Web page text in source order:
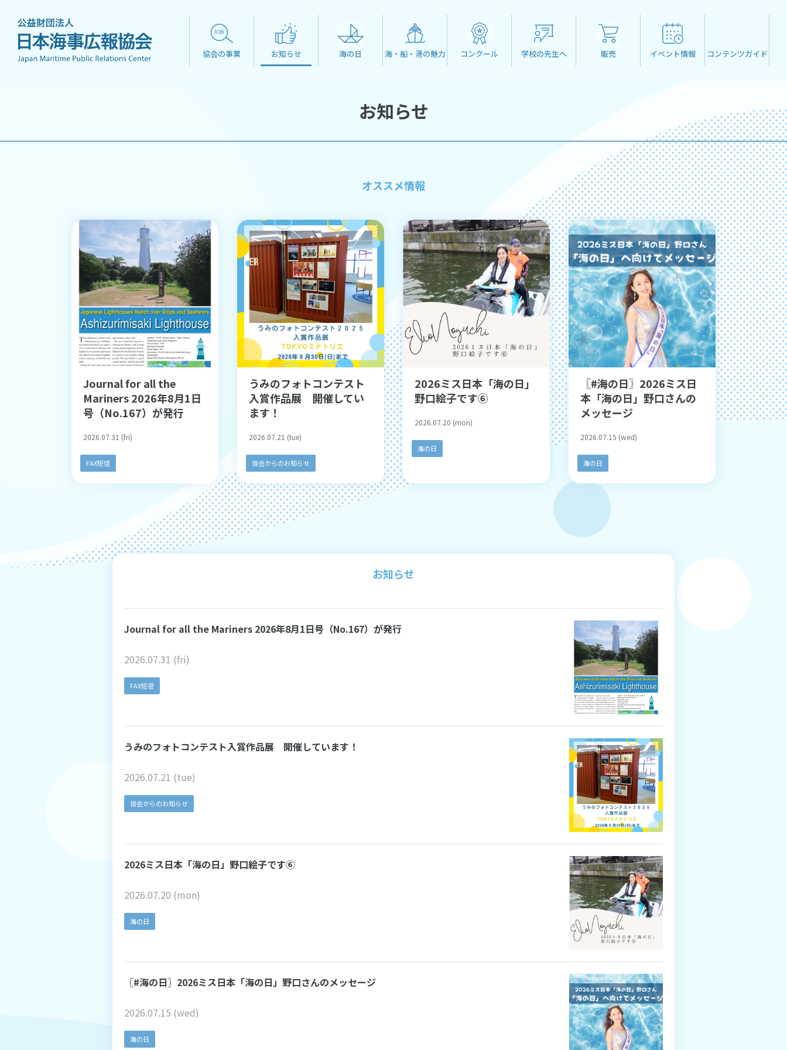
協会の事業 お知らせ 海の日 海・船・港の魅力 コンクール 学校の先生へ 販売 イベント情報 コンテンツガイド
お知らせ
オススメ情報
Journal for all the
Mariners 2026年8月1日
号（No.167）が発行
2026.07.31 (fri)
FAX短信
うみのフォトコンテスト
入賞作品展 開催してい
ます！
2026.07.21 (tue)
協会からのお知らせ
2026ミス日本「海の日」
野口絵子です⑥
2026.07.20 (mon)
海の日
〖#海の日〗2026ミス日
本「海の日」野口さんの
メッセージ
2026.07.15 (wed)
海の日
お知らせ
Journal for all the Mariners 2026年8月1日号（No.167）が発行
2026.07.31 (fri)
FAX短信
うみのフォトコンテスト入賞作品展 開催しています！
2026.07.21 (tue)
協会からのお知らせ
2026ミス日本「海の日」野口絵子です⑥
2026.07.20 (mon)
海の日
〖#海の日〗2026ミス日本「海の日」野口さんのメッセージ
2026.07.15 (wed)
海の日